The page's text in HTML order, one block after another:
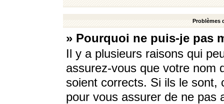
Problèmes
» Pourquoi ne puis-je pas
Il y a plusieurs raisons qui
assurez-vous que votre nom
soient corrects. Si ils le sont,
pour vous assurer de ne pas